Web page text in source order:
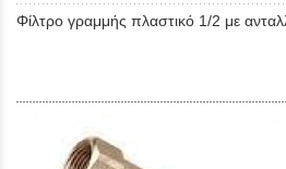
Φίλτρο γραμμής πλαστικό 1/2 με